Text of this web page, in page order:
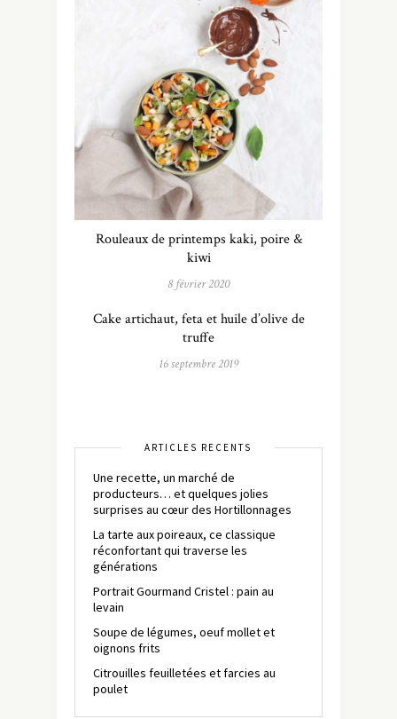
Rouleaux de printemps kaki, poire &
kiwi
8 février 2020
Cake artichaut, feta et huile d’olive de
truffe
16 septembre 2019
ARTICLES RÉCENTS
Une recette, un marché de
producteurs… et quelques jolies
surprises au cœur des Hortillonnages
La tarte aux poireaux, ce classique
réconfortant qui traverse les
générations
Portrait Gourmand Cristel : pain au
levain
Soupe de légumes, oeuf mollet et
oignons frits
Citrouilles feuilletées et farcies au
poulet